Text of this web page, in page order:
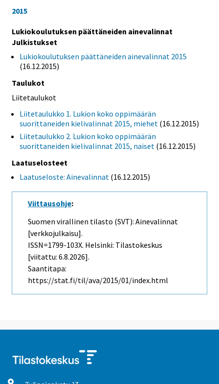
2015
Lukiokoulutuksen päättäneiden ainevalinnat
Julkistukset
Lukiokoulutuksen päättäneiden ainevalinnat 2015
(16.12.2015)
Taulukot
Liitetaulukot
Liitetaulukko 1. Lukion koko oppimäärän
suorittaneiden kielivalinnat 2015, miehet (16.12.2015)
Liitetaulukko 2. Lukion koko oppimäärän
suorittaneiden kielivalinnat 2015, naiset (16.12.2015)
Laatuselosteet
Laatuseloste: Ainevalinnat (16.12.2015)
Viittausohje:
Suomen virallinen tilasto (SVT): Ainevalinnat
[verkkojulkaisu].
ISSN=1799-103X. Helsinki: Tilastokeskus
[viitattu: 6.8.2026].
Saantitapa:
https://stat.fi/til/ava/2015/01/index.html